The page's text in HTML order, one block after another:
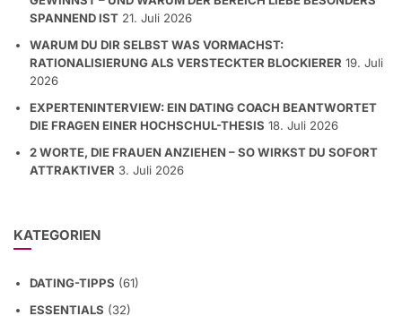
SPANNEND IST 21. Juli 2026
WARUM DU DIR SELBST WAS VORMACHST:
RATIONALISIERUNG ALS VERSTECKTER BLOCKIERER 19. Juli
2026
EXPERTENINTERVIEW: EIN DATING COACH BEANTWORTET
DIE FRAGEN EINER HOCHSCHUL-THESIS 18. Juli 2026
2 WORTE, DIE FRAUEN ANZIEHEN – SO WIRKST DU SOFORT
ATTRAKTIVER 3. Juli 2026
KATEGORIEN
DATING-TIPPS (61)
ESSENTIALS (32)